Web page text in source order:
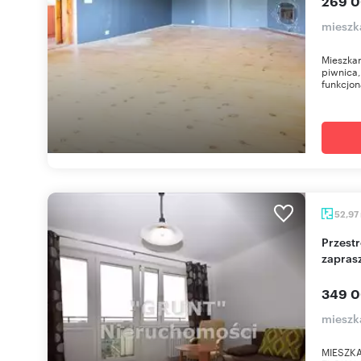
52,97
Przestronne 3-pokojowe mieszkanie z widokiem -
349